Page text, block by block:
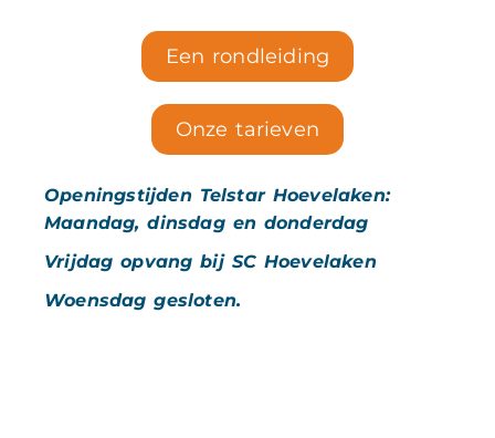
Een rondleiding
Onze tarieven
Openingstijden Telstar Hoevelaken:
Maandag, dinsdag en donderdag
Vrijdag opvang bij SC Hoevelaken
Woensdag gesloten.